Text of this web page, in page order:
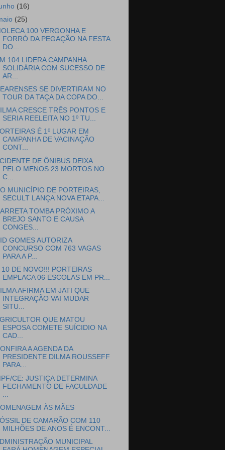
(16)
(25)
100 VERGONHA E
FORRÓ DA PEGAÇÃO NA FESTA
DO...
104 LIDERA CAMPANHA
SOLIDÁRIA COM SUCESSO DE
AR...
SE DIVERTIRAM NO
TOUR DA TAÇA DA COPA DO...
CRESCE TRÊS PONTOS E
SERIA REELEITA NO 1º TU...
É 1º LUGAR EM
CAMPANHA DE VACINAÇÃO
CONT...
DE ÔNIBUS DEIXA
PELO MENOS 23 MORTOS NO
C...
MUNICÍPIO DE PORTEIRAS,
SECULT LANÇA NOVA ETAPA...
TOMBA PRÓXIMO A
BREJO SANTO E CAUSA
CONGES...
GOMES AUTORIZA
CONCURSO COM 763 VAGAS
PARA A P...
10 DE NOVO!!! PORTEIRAS
EMPLACA 06 ESCOLAS EM PR...
AFIRMA EM JATI QUE
INTEGRAÇÃO VAI MUDAR
SITU...
QUE MATOU
ESPOSA COMETE SUÍCIDIO NA
CAD...
A AGENDA DA
PRESIDENTE DILMA ROUSSEFF
PARA...
CE: JUSTIÇA DETERMINA
FECHAMENTO DE FACULDADE
ÀS MÃES
DE CAMARÃO COM 110
MILHÕES DE ANOS É ENCONT...
MUNICIPAL